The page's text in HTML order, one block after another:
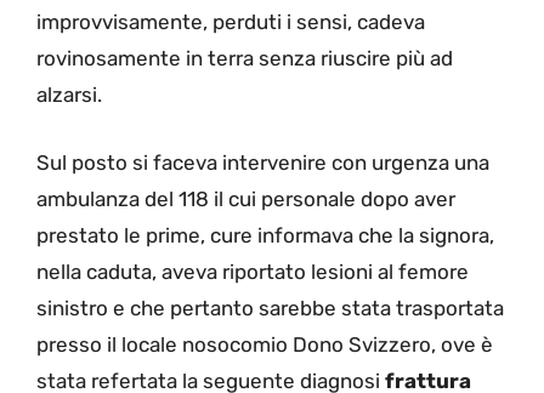
improvvisamente, perduti i sensi, cadeva
rovinosamente in terra senza riuscire più ad
alzarsi.
Sul posto si faceva intervenire con urgenza una
ambulanza del 118 il cui personale dopo aver
prestato le prime, cure informava che la signora,
nella caduta, aveva riportato lesioni al femore
sinistro e che pertanto sarebbe stata trasportata
presso il locale nosocomio Dono Svizzero, ove è
stata refertata la seguente diagnosi frattura